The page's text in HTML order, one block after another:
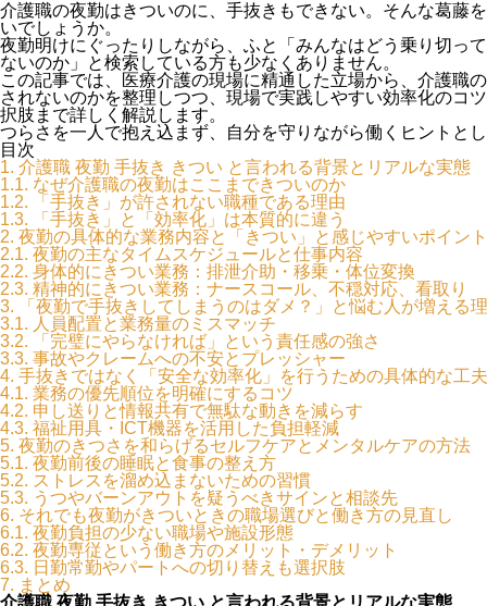
介護職の夜勤はきついのに、手抜きもできない。そんな葛藤
いでしょうか。
夜勤明けにぐったりしながら、ふと「みんなはどう乗り切っ
ないのか」と検索している方も少なくありません。
この記事では、医療介護の現場に精通した立場から、介護職
されないのかを整理しつつ、現場で実践しやすい効率化のコ
択肢まで詳しく解説します。
つらさを一人で抱え込まず、自分を守りながら働くヒントと
目次
1. 介護職 夜勤 手抜き きつい と言われる背景とリアルな実態
1.1. なぜ介護職の夜勤はここまできついのか
1.2. 「手抜き」が許されない職種である理由
1.3. 「手抜き」と「効率化」は本質的に違う
2. 夜勤の具体的な業務内容と「きつい」と感じやすいポイント
2.1. 夜勤の主なタイムスケジュールと仕事内容
2.2. 身体的にきつい業務：排泄介助・移乗・体位変換
2.3. 精神的にきつい業務：ナースコール、不穏対応、看取り
3. 「夜勤で手抜きしてしまうのはダメ？」と悩む人が増える
3.1. 人員配置と業務量のミスマッチ
3.2. 「完璧にやらなければ」という責任感の強さ
3.3. 事故やクレームへの不安とプレッシャー
4. 手抜きではなく「安全な効率化」を行うための具体的な工夫
4.1. 業務の優先順位を明確にするコツ
4.2. 申し送りと情報共有で無駄な動きを減らす
4.3. 福祉用具・ICT機器を活用した負担軽減
5. 夜勤のきつさを和らげるセルフケアとメンタルケアの方法
5.1. 夜勤前後の睡眠と食事の整え方
5.2. ストレスを溜め込まないための習慣
5.3. うつやバーンアウトを疑うべきサインと相談先
6. それでも夜勤がきついときの職場選びと働き方の見直し
6.1. 夜勤負担の少ない職場や施設形態
6.2. 夜勤専従という働き方のメリット・デメリット
6.3. 日勤常勤やパートへの切り替えも選択肢
7. まとめ
介護職 夜勤 手抜き きつい と言われる背景とリアルな実態